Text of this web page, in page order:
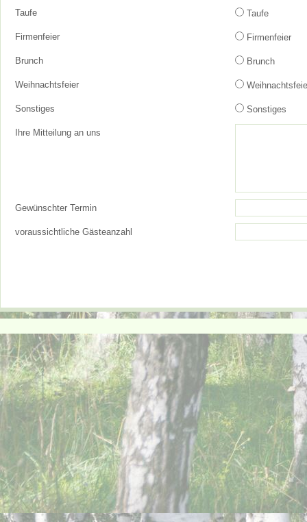
Taufe Taufe
Firmenfeier Firmenfeier
Brunch Brunch
Weihnachtsfeier
Sonstiges Sonstiges
Ihre Mitteilung an uns
Gewünschter Termin
voraussichtliche Gästeanzahl